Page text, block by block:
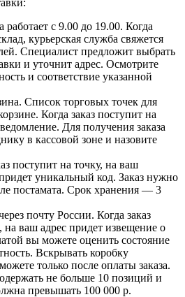
работает с 9.00 до 19.00. Когда
курьерская служба свяжется
Специалист предложит выбрать
и уточнит адрес. Осмотрите
и соответствие указанной
Список торговых точек для
Когда заказ поступит на
Для получения заказа
в кассовой зоне и назовите
поступит на точку, на ваш
уникальный код. Заказ нужно
постамата. Срок хранения — 3
почту России. Когда заказ
на ваш адрес придет извещение о
вы можете оценить состояние
Вскрывать коробку
только после оплаты заказа.
не больше 10 позиций и
превышать 100 000 р.